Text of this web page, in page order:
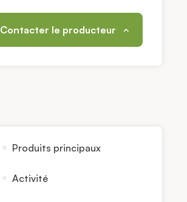
Contacter le producteur
Produits principaux
Activité